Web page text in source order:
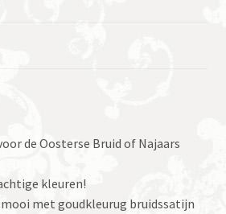
de Oosterse Bruid of Najaars
kleuren!
met goudkleurug bruidssatijn